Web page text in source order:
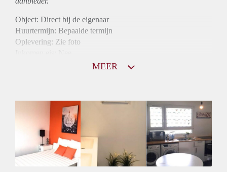
Object: Direct bij de eigenaar
Huurtermijn: Bepaalde termijn
Oplevering: Zie foto
Gedeelde Douche: Ja
Gedeelde woonkamer: Ja
Huisgenoten: Ja
Geslacht huisgenoten: Gemengd
MEER